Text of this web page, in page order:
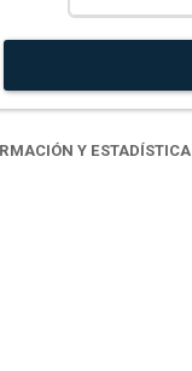
Y ESTADÍSTICA